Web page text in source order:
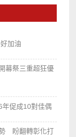
加油
幕祭三重超狂優
年促成10對佳偶
盼翻轉彰化打